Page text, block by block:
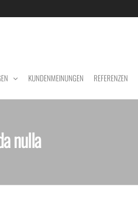
KUNDENMEINUNGEN REFERENZEN
nulla